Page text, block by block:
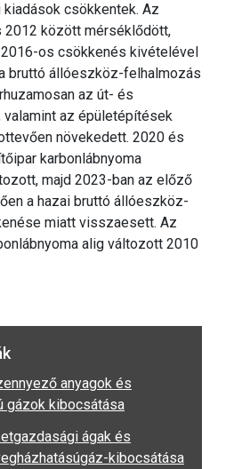
csökkentek. Az
2012 között mérséklődött,
os csökkenés kivételével
bruttó állóeszköz-felhalmozás
az út- és
valamint az épületépítések
növekedett. 2020 és
karbonlábnyoma
majd 2023-ban az előző
a hazai bruttó állóeszköz-
miatt visszaesett. Az
alig változott 2010
anyagok és
gázok kibocsátása
ágak és
kibocsátása